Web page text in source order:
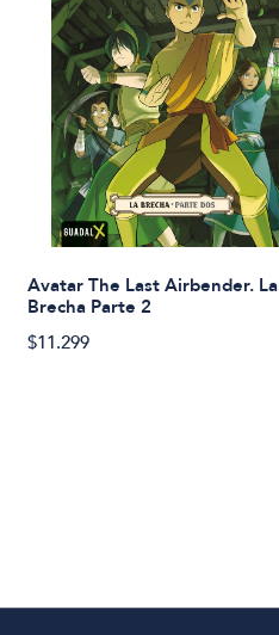
Avatar The Last Airbender. La
Brecha Parte 2
$11.299